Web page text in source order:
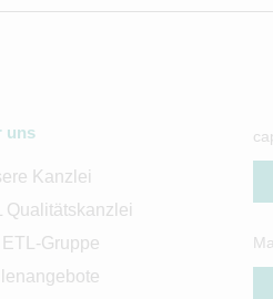
uns
Kanzlei
Qualitätskanzlei
ETL-Gruppe